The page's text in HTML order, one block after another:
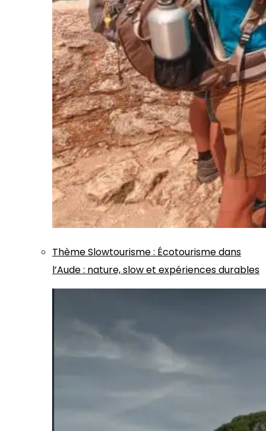
ThèmeSlowtourisme: Écotourisme dans
l’Aude : nature, slow et expériences durables